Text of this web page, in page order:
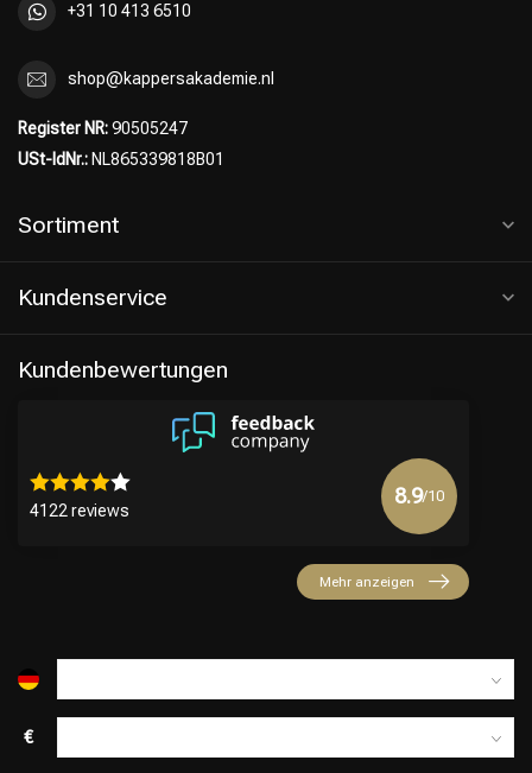
+31 10 413 6510
shop@kappersakademie.nl
Register NR:90505247
USt-IdNr.: NL865339818B01
Sortiment
Kundenservice
Kundenbewertungen
4122 reviews
8.9/10
Mehr anzeigen
€